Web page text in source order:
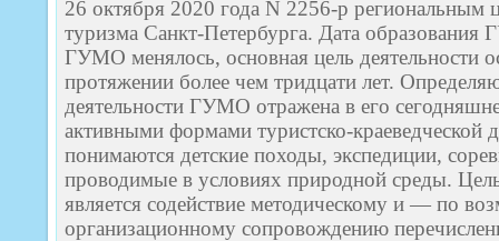
26 октября 2020 года N 2256-р региональным
туризма Санкт-Петербурга. Дата образования
ГУМО менялось, основная цель деятельности
протяжении более чем тридцати лет.
деятельности ГУМО отражена в его
активными формами туристско-краеведческой
понимаются детские походы, экспедиции,
проводимые в условиях природной среды.
является содействие методическому и — по
организационному сопровождению